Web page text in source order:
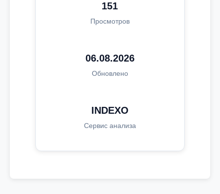
151
Просмотров
06.08.2026
Обновлено
INDEXO
Сервис анализа